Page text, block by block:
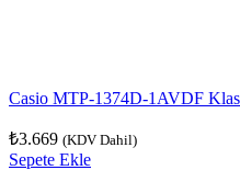
Casio MTP-1374D-1AVDF
₺3.669 (KDV Dahil)
Sepete Ekle